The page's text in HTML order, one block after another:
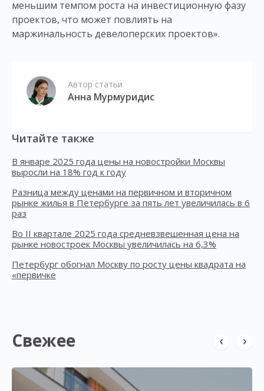
меньшим темпом роста на инвестиционную фазу
проектов, что может повлиять на
маржинальность девелоперских проектов».
Автор статьи
Анна Мурмуридис
Читайте также
В январе 2025 года цены на новостройки Москвы
выросли на 18% год к году
Разница между ценами на первичном и вторичном
рынке жилья в Петербурге за пять лет увеличилась в 6
раз
Во II квартале 2025 года средневзвешенная цена на
рынке новостроек Москвы увеличилась на 6,3%
Петербург обогнал Москву по росту цены квадрата на
«первичке
Свежее